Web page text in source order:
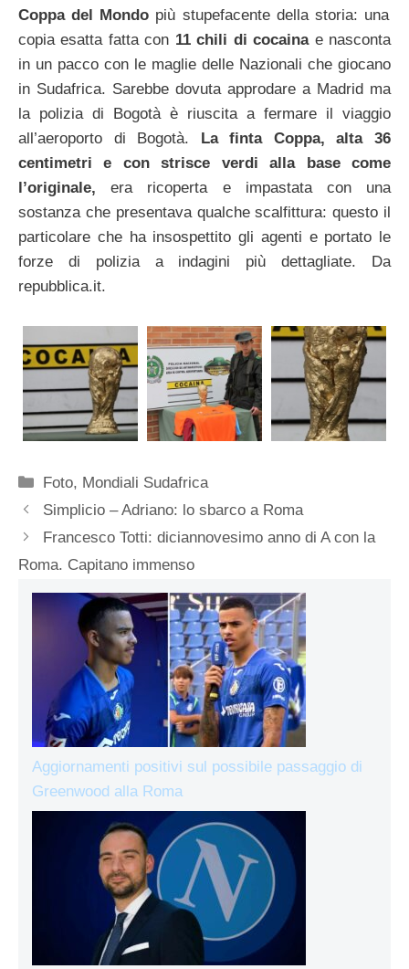
Coppa del Mondo più stupefacente della storia: una
copia esatta fatta con 11 chili di cocainae nasconta
in un pacco con le maglie delle Nazionali che giocano
in Sudafrica. Sarebbe dovuta approdare a Madrid ma
la polizia di Bogotà è riuscita a fermare il viaggio
all’aeroporto di Bogotà. La finta Coppa, alta 36
centimetri e con strisce verdi alla base come
l’originale, era ricoperta e impastata con una
sostanza che presentava qualche scalfittura: questo il
particolare che ha insospettito gli agenti e portato le
forze di polizia a indagini più dettagliate. Da
repubblica.it.
Categorie
Foto, Mondiali Sudafrica
Simplicio – Adriano: lo sbarco a Roma
Francesco Totti: diciannovesimo anno di A con la
Roma. Capitano immenso
Aggiornamenti positivi sul possibile passaggio di
Greenwood alla Roma